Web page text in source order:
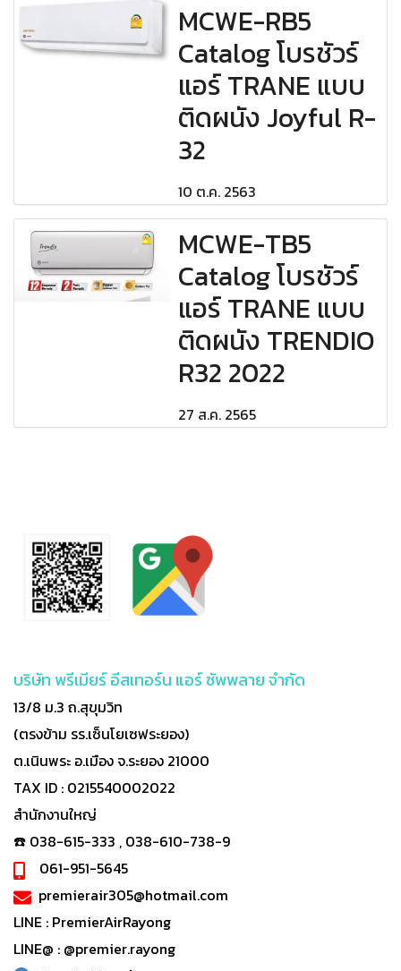
MCWE-RB5
Catalog โบรชัวร์
แอร์ TRANE แบบ
ติดผนัง Joyful R-
32
10 ต.ค. 2563
MCWE-TB5
Catalog โบรชัวร์
แอร์ TRANE แบบ
ติดผนัง TRENDIO
R32 2022
27 ส.ค. 2565
บริษัท พรีเมียร์ อีสเทอร์น แอร์ ซัพพลาย จำกัด
13/8 ม.3 ถ.สุขุมวิท
(ตรงข้าม รร.เซ็นโยเซฟระยอง)
ต.เนินพระ อ.เมือง จ.ระยอง 21000
TAX ID : 0215540002022
สำนักงานใหญ่
☎️ 038-615-333 , 038-610-738-9
061-951-5645
premierair305@hotmail.com
LINE : PremierAirRayong
LINE@ : @premier.rayong